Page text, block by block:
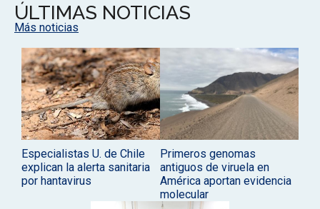
ÚLTIMAS NOTICIAS
Más noticias
Especialistas U. de Chile
explican la alerta sanitaria
por hantavirus
Primeros genomas
antiguos de viruela en
América aportan evidencia
molecular